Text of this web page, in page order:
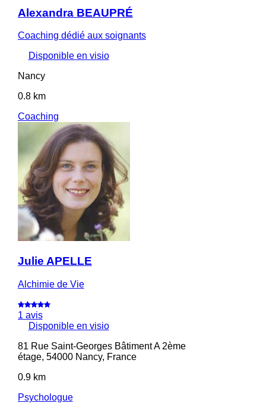
Alexandra BEAUPRÉ
Coaching dédié aux soignants
Disponible en visio
Nancy
0.8 km
Coaching
Julie APELLE
Alchimie de Vie
1 avis
Disponible en visio
81 Rue Saint-Georges Bâtiment A 2ème
étage, 54000 Nancy, France
0.9 km
Psychologue